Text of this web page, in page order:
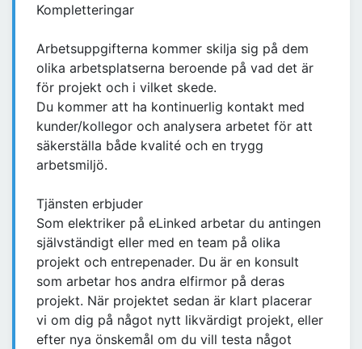
Kompletteringar
Arbetsuppgifterna kommer skilja sig på dem
olika arbetsplatserna beroende på vad det är
för projekt och i vilket skede.
Du kommer att ha kontinuerlig kontakt med
kunder/kollegor och analysera arbetet för att
säkerställa både kvalité och en trygg
arbetsmiljö.
Tjänsten erbjuder
Som elektriker på eLinked arbetar du antingen
självständigt eller med en team på olika
projekt och entrepenader. Du är en konsult
som arbetar hos andra elfirmor på deras
projekt. När projektet sedan är klart placerar
vi om dig på något nytt likvärdigt projekt, eller
efter nya önskemål om du vill testa något